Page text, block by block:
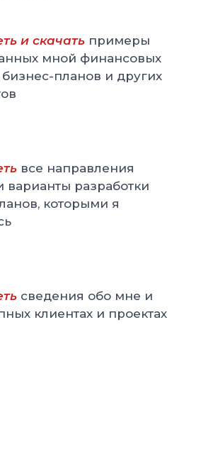
и скачать примеры
мной финансовых
планов и других
все направления
варианты разработки
которыми я
сведения обо мне и
клиентах и проектах